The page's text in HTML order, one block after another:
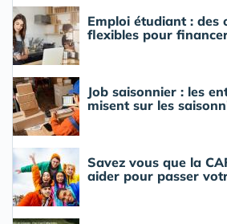
Emploi étudiant : des
flexibles pour
Job saisonnier : les
misent sur les
Savez vous que la
aider pour passer